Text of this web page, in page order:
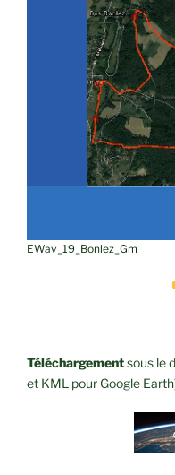
EWav_19_Bonlez_Gm
Téléchargementsous le
et KML pour Google